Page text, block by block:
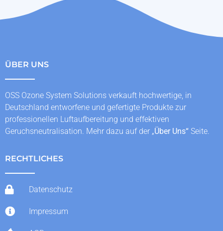
ÜBER UNS
OSS Ozone System Solutions verkauft hochwertige, in
Deutschland entworfene und gefertigte Produkte zur
professionellen Luftaufbereitung und effektiven
Geruchsneutralisation. Mehr dazu auf der „Über Uns“ Seite.
RECHTLICHES
Datenschutz
Impressum